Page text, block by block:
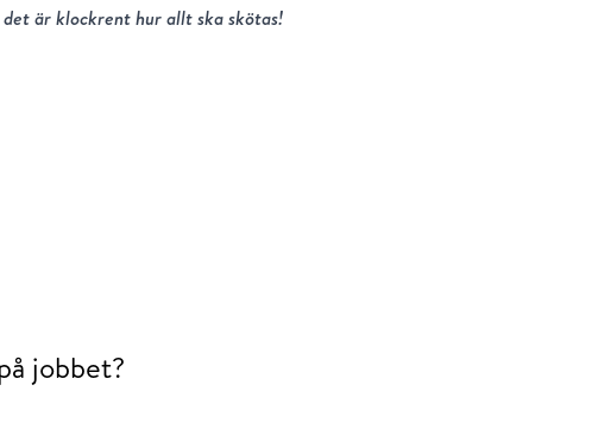
är klockrent hur allt ska skötas!
jobbet?